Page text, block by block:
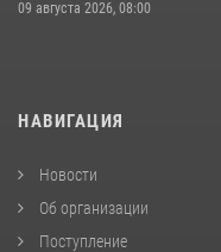
09 августа 2026, 08:00
НАВИГАЦИЯ
Новости
Об организации
Поступление